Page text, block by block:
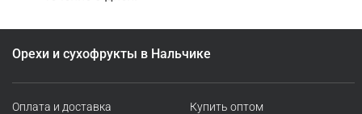
Орехи и сухофрукты в Нальчике
Оплата и доставка
Купить оптом